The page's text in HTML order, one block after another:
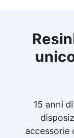
15 anni
accessorie